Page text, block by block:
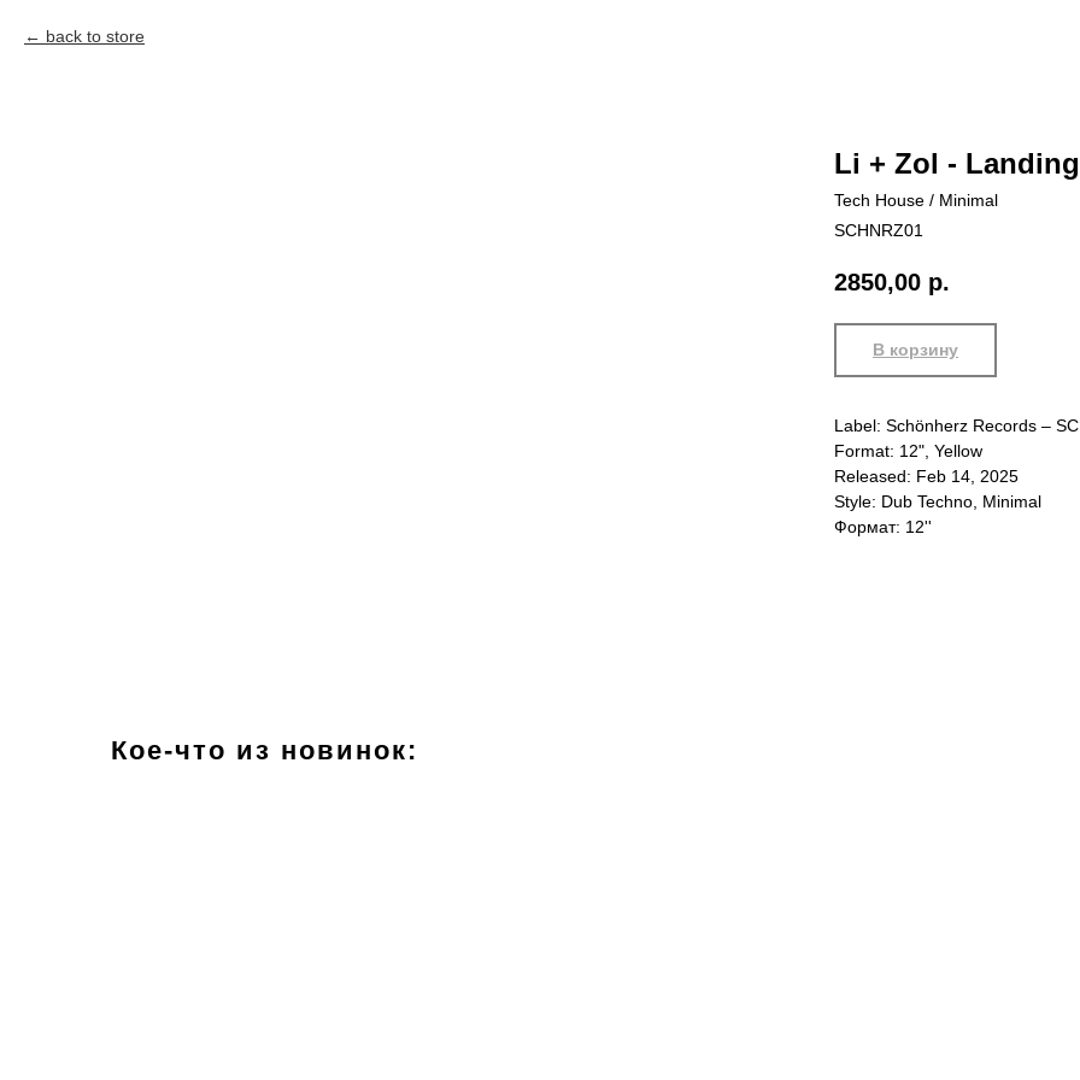
back to store
Li + Zol - Landing
Tech House / Minimal
SCHNRZ01
2850,00 р.
В корзину
Label: Schönherz Records –
Format: 12", Yellow
Released: Feb 14, 2025
Style: Dub Techno, Minimal
Формат: 12''
Кое-что из новинок: